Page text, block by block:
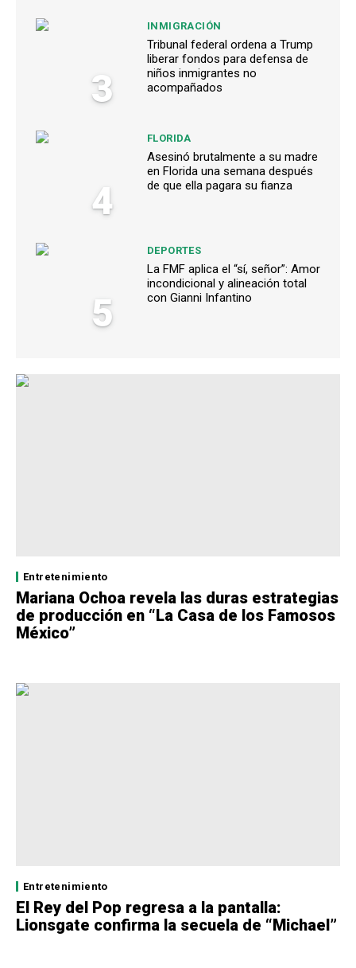
3
INMIGRACIÓN
Tribunal federal ordena a Trump
liberar fondos para defensa de
niños inmigrantes no
acompañados
4
FLORIDA
Asesinó brutalmente a su madre
en Florida una semana después
de que ella pagara su fianza
5
DEPORTES
La FMF aplica el “sí, señor”: Amor
incondicional y alineación total
con Gianni Infantino
Entretenimiento
Mariana Ochoa revela las duras estrategias
de producción en “La Casa de los Famosos
México”
Entretenimiento
El Rey del Pop regresa a la pantalla:
Lionsgate confirma la secuela de “Michael”